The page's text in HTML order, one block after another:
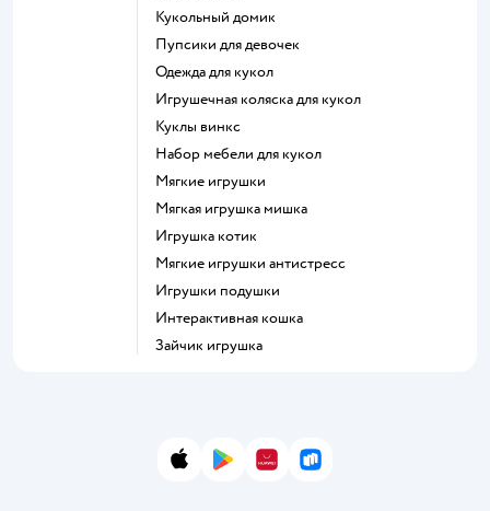
Кукольный домик
Пупсики для девочек
Одежда для кукол
Игрушечная коляска для кукол
Куклы винкс
Набор мебели для кукол
Мягкие игрушки
Мягкая игрушка мишка
Игрушка котик
Мягкие игрушки антистресс
Игрушки подушки
Интерактивная кошка
Зайчик игрушка
App StoreGoogle Play
AppGallery
RuStore